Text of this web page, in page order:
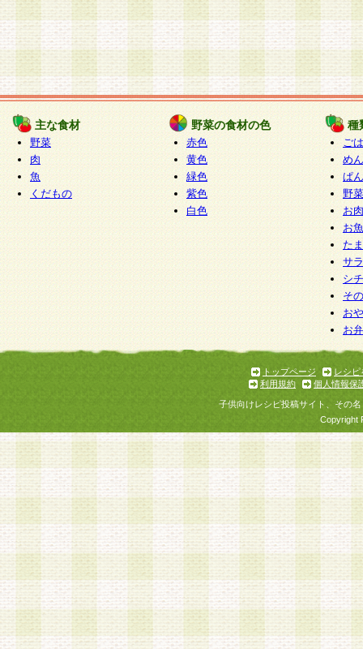
主な食材
野菜
肉
魚
くだもの
野菜の食材の色
赤色
黄色
緑色
紫色
白色
種
ご
めん
ぱん
野
お
お
た
サ
シ
そ
お
お
トップページ
レシピ
利用規約
個人情報保
子供向けレシピ投稿サイト、その
Copyright